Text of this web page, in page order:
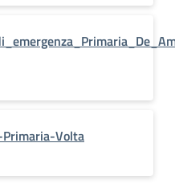
Volta